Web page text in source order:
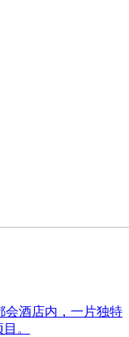
会酒店内，一片独特
。